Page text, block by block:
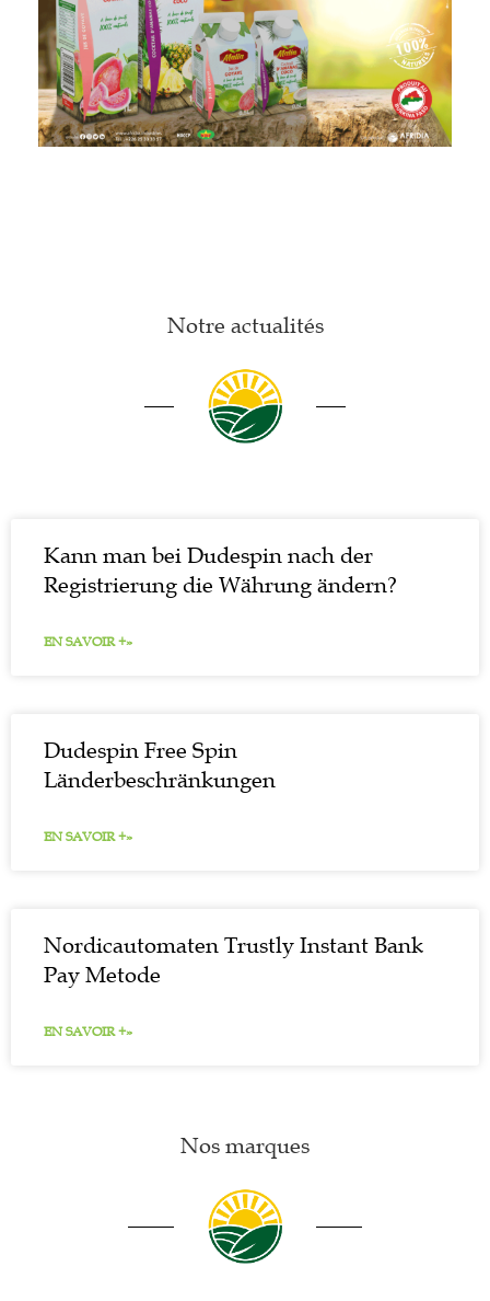
Notre actualités
Kann man bei Dudespin nach der
Registrierung die Währung ändern?
EN SAVOIR +»
Dudespin Free Spin
Länderbeschränkungen
EN SAVOIR +»
Nordicautomaten Trustly Instant Bank
Pay Metode
EN SAVOIR +»
Nos marques